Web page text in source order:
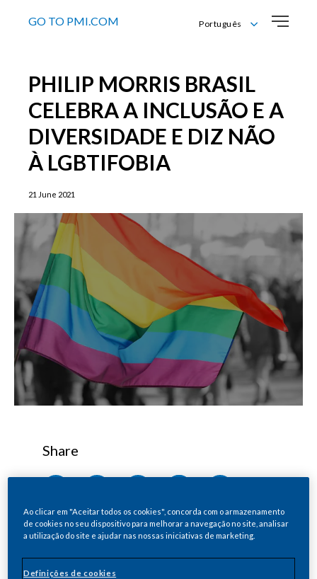
GO TO PMI.COM
Português
PHILIP MORRIS BRASIL
CELEBRA A INCLUSÃO E A
DIVERSIDADE E DIZ NÃO
À LGBTIFOBIA
21 June 2021
Share
No dia 22 de junho, o grupo de inclusão e
promoção da diversidade LGBTI+ da empresa
ser um aliado/aliada da comunidade
Ao clicar em "Aceitar todos os cookies", concorda com o armazenamento
de cookies no seu dispositivo para melhorar a navegação no site, analisar
a utilização do site e ajudar nas nossas iniciativas de marketing.
Definições de cookies